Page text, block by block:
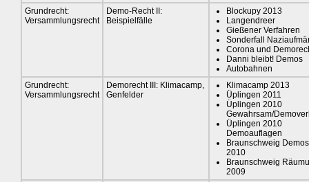
Grundrecht:
Versammlungsrecht
Demo-Recht II:
Beispielfälle
Blockupy 2013
Langendreer
Gießener Verfahren
Sonderfall
Corona und
Danni bleibt! Demos
Autobahnen
Grundrecht:
Versammlungsrecht
Demorecht III: Klimacamp,
Genfelder
Klimacamp 2013
Üplingen 2011
Üplingen 2010
Gewahrsam/
Üplingen 2010
Demoauflagen
Braunschweig Demos
2010
Braunschweig
2009